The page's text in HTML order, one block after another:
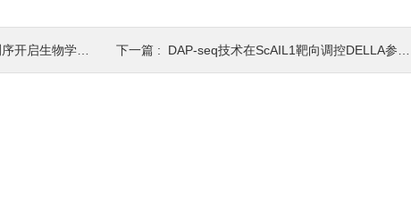
生物学新时代 下一篇 : DAP-seq技术在ScAIL1靶向调控DELLA参与GA和JA信号通路的应用